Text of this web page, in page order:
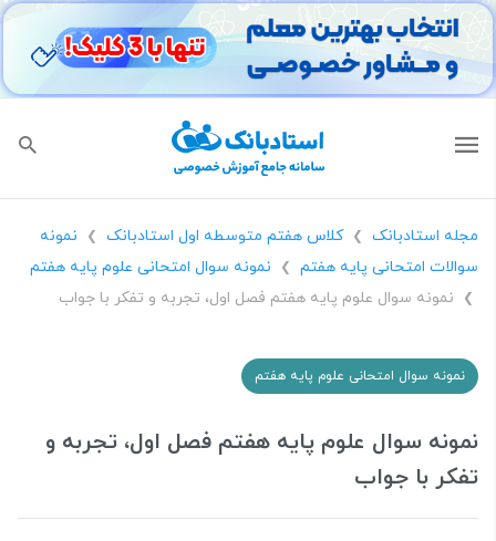
مجله استادبانک ❯ کلاس هفتم متوسطه اول استادبانک ❯
نمونه
سوالات امتحانی پایه هفتم
❯ نمونه سوال امتحانی علوم پایه هفتم
❯ نمونه سوال علوم پایه هفتم فصل اول، تجربه و تفکر با جواب
نمونه سوال امتحانی علوم پایه هفتم
نمونه سوال علوم پایه هفتم فصل اول، تجربه و
تفکر با جواب